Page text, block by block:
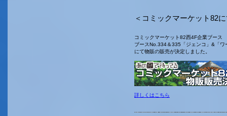
＜コミックマーケット82
コミックマーケット82西4F企業ブース
ブースNo.334＆335「ジェンコ」&「ワ
にて物販の販売が決定しました。
詳しくはこちら